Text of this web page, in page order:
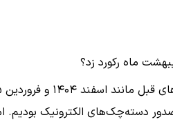
ماه رکورد زد؟
دسته‌چک‌های الکترونیک بودیم.